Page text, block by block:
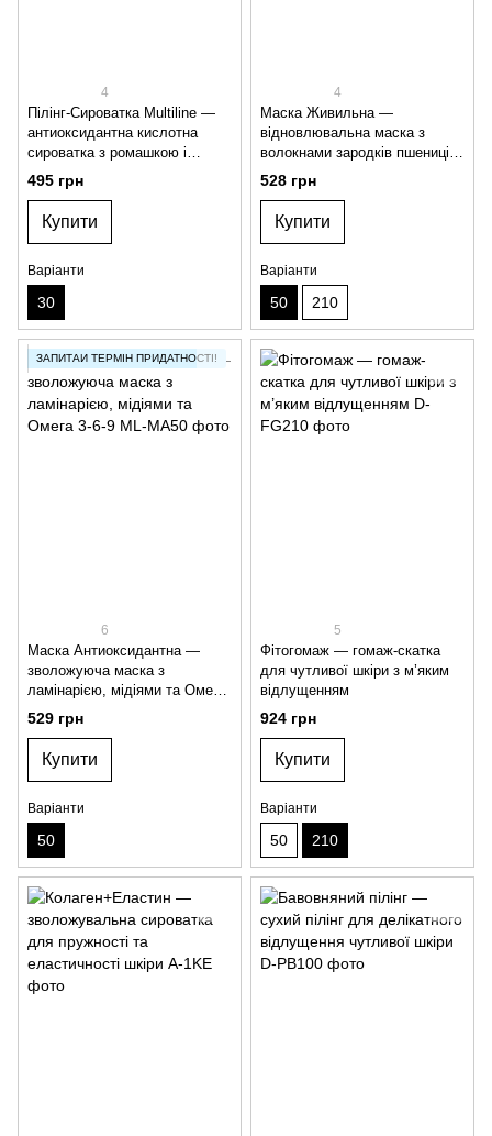
4
Пілінг-Сироватка Multiline —
антиоксидантна кислотна
сироватка з ромашкою і
куркумою
495 грн
Купити
Варіанти
30
4
Маска Живильна —
відновлювальна маска з
волокнами зародків пшениці
для живлення і м’якості шкіри
528 грн
Купити
Варіанти
50 210
ЗАПИТАЙ ТЕРМІН ПРИДАТНОСТІ!
6
Маска Антиоксидантна —
зволожуюча маска з
ламінарією, мідіями та Омега
3-6-9
529 грн
Купити
Варіанти
50
5
Фітогомаж — гомаж-скатка
для чутливої шкіри з м’яким
відлущенням
924 грн
Купити
Варіанти
50 210